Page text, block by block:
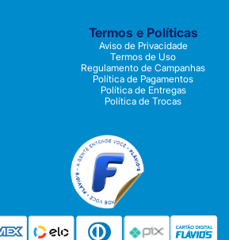
Termos e Políticas
Aviso de Privacidade
Termos de Uso
Regulamento de Campanhas
Política de Pagamentos
Política de Entregas
Política de Trocas